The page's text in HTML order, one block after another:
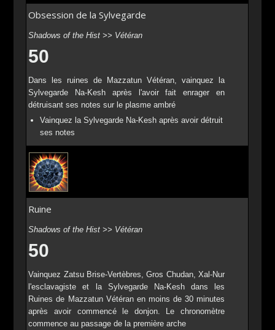
Obsession de la Sylvegarde
Shadows of the Hist >> Vétéran
50
Dans les ruines de Mazzatun Vétéran, vainquez la
Sylvegarde Na-Kesh après l'avoir fait enrager en
détruisant ses notes sur le plasme ambré
Vainquez la Sylvegarde Na-Kesh après avoir détruit
ses notes
Ruine
Shadows of the Hist >> Vétéran
50
Vainquez Zatsu Brise-Vertèbres, Gros Chudan, Xal-Nur
l'esclavagiste et la Sylvegarde Na-Kesh dans les
Ruines de Mazzatun Vétéran en moins de 30 minutes
après avoir commencé le donjon. Le chronomètre
commence au passage de la première arche